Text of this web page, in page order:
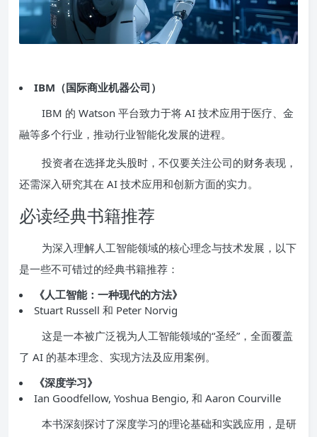
IBM（国际商业机器公司）
IBM 的 Watson 平台致力于将 AI 技术应用于医疗、金
融等多个行业，推动行业智能化发展的进程。
投资者在选择龙头股时，不仅要关注公司的财务表现，
还需深入研究其在 AI 技术应用和创新方面的实力。
必读经典书籍推荐
为深入理解人工智能领域的核心理念与技术发展，以下
是一些不可错过的经典书籍推荐：
《人工智能：一种现代的方法》
Stuart Russell 和 Peter Norvig
这是一本被广泛视为人工智能领域的“圣经”，全面覆盖
了 AI 的基本理念、实现方法及应用案例。
《深度学习》
Ian Goodfellow, Yoshua Bengio, 和 Aaron Courville
本书深刻探讨了深度学习的理论基础和实践应用，是研